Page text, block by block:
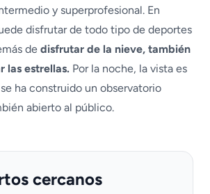
y superprofesional. En
disfrutar de todo tipo de deportes
de disfrutar de la nieve, también
las estrellas. Por la noche, la vista es
ha construido un observatorio
abierto al público.
cercanos